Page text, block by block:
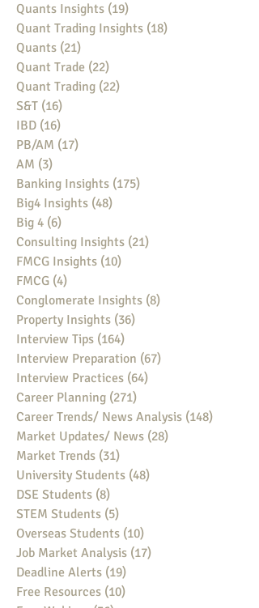
Quants Insights (19)
Quant Trading Insights (18)
Quants (21)
Quant Trade (22)
Quant Trading (22)
S&T (16)
IBD (16)
PB/AM (17)
AM (3)
Banking Insights (175)
Big4 Insights (48)
Big 4 (6)
Consulting Insights (21)
FMCG Insights (10)
FMCG (4)
Conglomerate Insights (8)
Property Insights (36)
Interview Tips (164)
Interview Preparation (67)
Interview Practices (64)
Career Planning (271)
Career Trends/ News Analysis (148)
Market Updates/ News (28)
Market Trends (31)
University Students (48)
DSE Students (8)
STEM Students (5)
Overseas Students (10)
Job Market Analysis (17)
Deadline Alerts (19)
Free Resources (10)